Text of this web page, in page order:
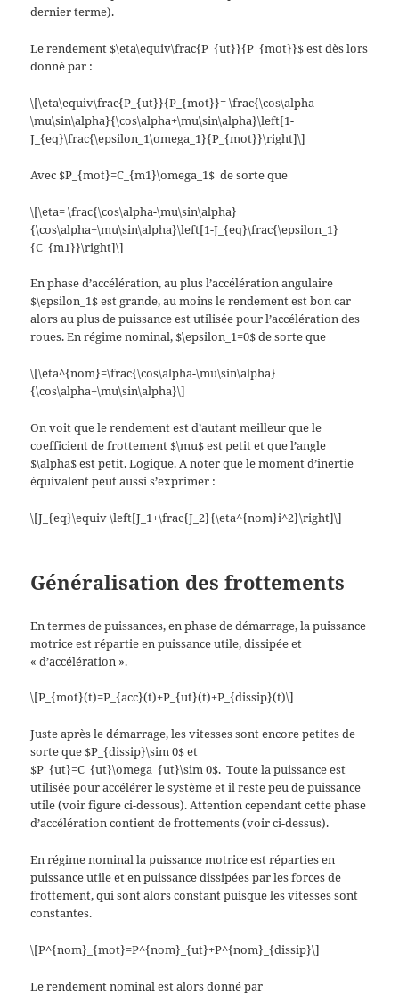
dernier terme).
Le rendement $\eta\equiv\frac{P_{ut}}{P_{mot}}$ est dès lors
donné par :
\[\eta\equiv\frac{P_{ut}}{P_{mot}}= \frac{\cos\alpha-
\mu\sin\alpha}{\cos\alpha+\mu\sin\alpha}\left[1-
J_{eq}\frac{\epsilon_1\omega_1}{P_{mot}}\right]\]
Avec $P_{mot}=C_{m1}\omega_1$ de sorte que
\[\eta= \frac{\cos\alpha-\mu\sin\alpha}
{\cos\alpha+\mu\sin\alpha}\left[1-J_{eq}\frac{\epsilon_1}
{C_{m1}}\right]\]
En phase d’accélération, au plus l’accélération angulaire
$\epsilon_1$ est grande, au moins le rendement est bon car
alors au plus de puissance est utilisée pour l’accélération des
roues. En régime nominal, $\epsilon_1=0$ de sorte que
\[\eta^{nom}=\frac{\cos\alpha-\mu\sin\alpha}
{\cos\alpha+\mu\sin\alpha}\]
On voit que le rendement est d’autant meilleur que le
coefficient de frottement $\mu$ est petit et que l’angle
$\alpha$ est petit. Logique. A noter que le moment d’inertie
équivalent peut aussi s’exprimer :
\[J_{eq}\equiv \left[J_1+\frac{J_2}{\eta^{nom}i^2}\right]\]
Généralisation des frottements
En termes de puissances, en phase de démarrage, la puissance
motrice est répartie en puissance utile, dissipée et
« d’accélération ».
\[P_{mot}(t)=P_{acc}(t)+P_{ut}(t)+P_{dissip}(t)\]
Juste après le démarrage, les vitesses sont encore petites de
sorte que $P_{dissip}\sim 0$ et
$P_{ut}=C_{ut}\omega_{ut}\sim 0$. Toute la puissance est
utilisée pour accélérer le système et il reste peu de puissance
utile (voir figure ci-dessous). Attention cependant cette phase
d’accélération contient de frottements (voir ci-dessus).
En régime nominal la puissance motrice est réparties en
puissance utile et en puissance dissipées par les forces de
frottement, qui sont alors constant puisque les vitesses sont
constantes.
\[P^{nom}_{mot}=P^{nom}_{ut}+P^{nom}_{dissip}\]
Le rendement nominal est alors donné par